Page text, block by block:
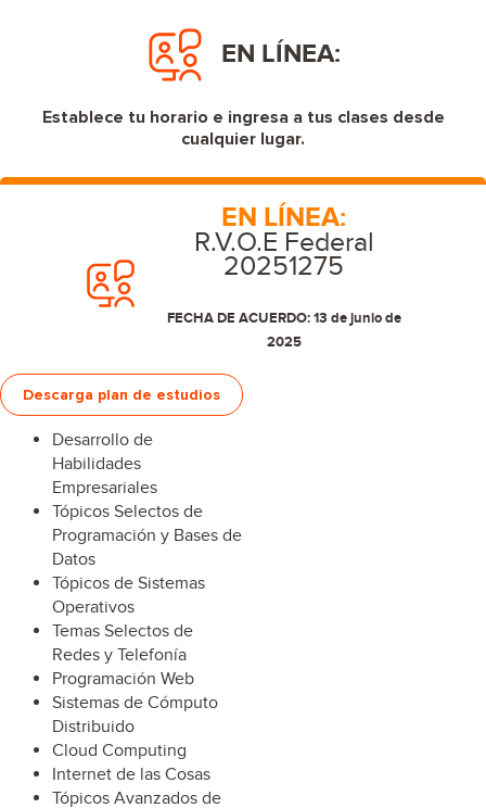
EN LÍNEA:
Establece tu horario e ingresa a tus clases desde
cualquier lugar.
EN LÍNEA:
R.V.O.E Federal
20251275
FECHA DE ACUERDO: 13 de junio de
2025
Descarga plan de estudios
Desarrollo de
Habilidades
Empresariales
Tópicos Selectos de
Programación y Bases de
Datos
Tópicos de Sistemas
Operativos
Temas Selectos de
Redes y Telefonía
Programación Web
Sistemas de Cómputo
Distribuido
Cloud Computing
Internet de las Cosas
Tópicos Avanzados de